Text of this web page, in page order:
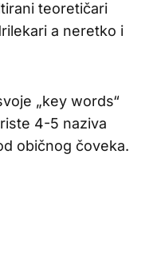
teoretičari
a neretko i
„key words“
4-5 naziva
običnog čoveka.